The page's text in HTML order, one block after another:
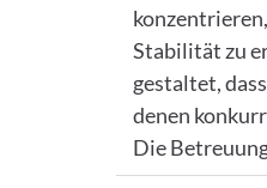
Stabilität zu
gestaltet,
denen
Die